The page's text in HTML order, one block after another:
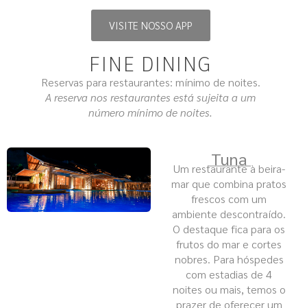
VISITE NOSSO APP
FINE DINING
Reservas para restaurantes: mínimo de noites.
A reserva nos restaurantes está sujeita a um
número mínimo de noites.
Tuna
Um restaurante à beira-
mar que combina pratos
frescos com um
ambiente descontraído.
O destaque fica para os
frutos do mar e cortes
nobres. Para hóspedes
com estadias de 4
noites ou mais, temos o
prazer de oferecer um